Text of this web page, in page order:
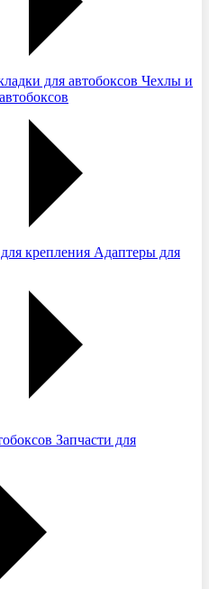
Чехлы и
Адаптеры для
Запчасти для